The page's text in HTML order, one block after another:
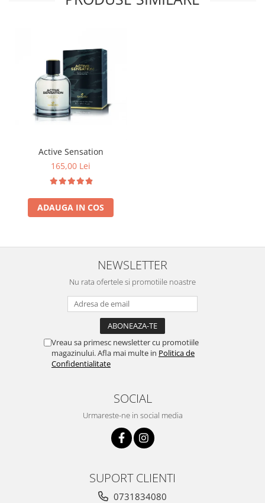
Active Sensation
165,00 Lei
ADAUGA IN COS
NEWSLETTER
Nu rata ofertele si promotiile noastre
Vreau sa primesc newsletter cu promotiile
magazinului. Afla mai multe in Politica de
Confidentialitate
SOCIAL
Urmareste-ne in social media
SUPORT CLIENTI
0731834080